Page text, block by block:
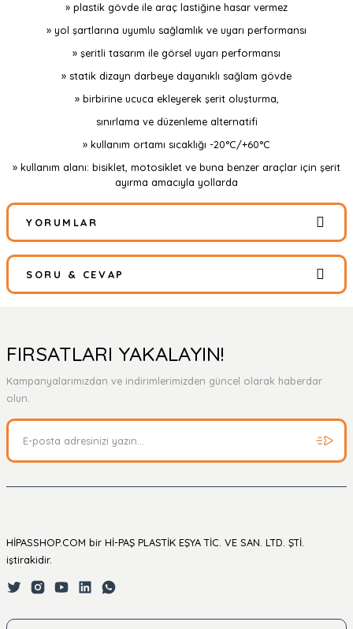
» plastik gövde ile araç lastiğine hasar vermez
» yol şartlarına uyumlu sağlamlık ve uyarı performansı
» şeritli tasarım ile görsel uyarı performansı
» statik dizayn darbeye dayanıklı sağlam gövde
» birbirine ucuca ekleyerek şerit oluşturma,
sınırlama ve düzenleme alternatifi
» kullanım ortamı sıcaklığı -20°C/+60°C
» kullanım alanı: bisiklet, motosiklet ve buna benzer araçlar için şerit
ayırma amacıyla yollarda
YORUMLAR
Bu ürüne ilk yorumu siz yapın!
SORU & CEVAP
Ürün hakkında henüz soru sorulmamış.
FIRSATLARI YAKALAYIN!
Kampanyalarımızdan ve indirimlerimizden güncel olarak haberdar
olun.
HİPASSHOP.COM bir Hİ-PAŞ PLASTİK EŞYA TİC. VE SAN. LTD. ŞTİ.
iştirakidir.